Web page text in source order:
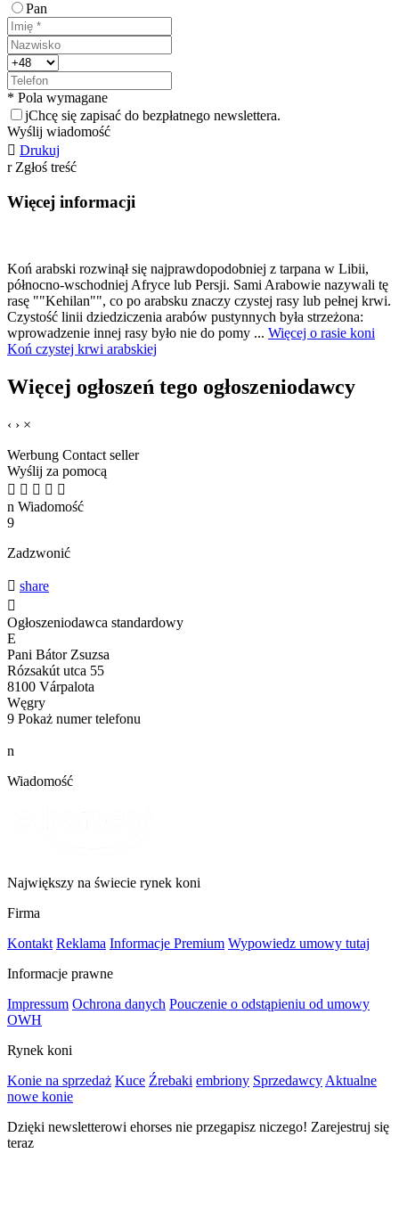
Pan
* Pola wymagane
jChcę się zapisać do bezpłatnego newslettera.
Wyślij wiadomość
 Drukuj
r Zgłoś treść
Więcej informacji
Koń arabski rozwinął się najprawdopodobniej z tarpana w Libii,
północno-wschodniej Afryce lub Persji. Sami Arabowie nazywali tę
rasę ""Kehilan"", co po arabsku znaczy czystej rasy lub pełnej krwi.
Czystość linii dziedziczenia arabów pustynnych była strzeżona:
wprowadzenie innej rasy było nie do pomy ... Więcej o rasie koni
Koń czystej krwi arabskiej
Więcej ogłoszeń tego ogłoszeniodawcy
‹ › ×
Werbung Contact seller
Wyślij za pomocą
    
n Wiadomość
9
Zadzwonić
 share

Ogłoszeniodawca standardowy
E
Pani Bátor Zsuzsa
Rózsakút utca 55
8100 Várpalota
Węgry
9 Pokaż numer telefonu
n
Wiadomość
Największy na świecie rynek koni
Firma
Kontakt Reklama Informacje Premium Wypowiedz umowy tutaj
Informacje prawne
Impressum Ochrona danych Pouczenie o odstąpieniu od umowy
OWH
Rynek koni
Konie na sprzedaż Kuce Źrebaki embriony Sprzedawcy Aktualne
nowe konie
Dzięki newsletterowi ehorses nie przegapisz niczego! Zarejestruj się
teraz